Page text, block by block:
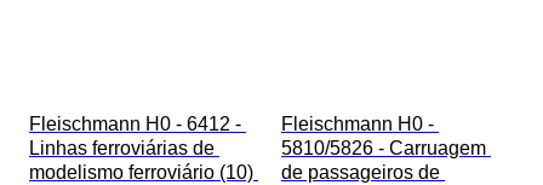
Fleischmann H0 - 6412 -
Linhas ferroviárias de
modelismo ferroviário (10)
Fleischmann H0 -
5810/5826 - Carruagem
de passageiros de